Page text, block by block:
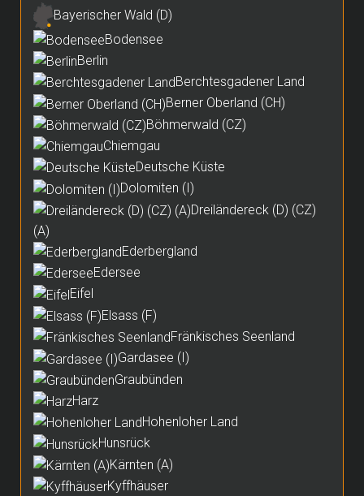
Bayerischer Wald (D)
Bodensee
Berlin
Berchtesgadener Land
Berner Oberland (CH)
Böhmerwald (CZ)
Chiemgau
Deutsche Küste
Dolomiten (I)
Dreiländereck (D) (CZ)
(A)
Ederbergland
Edersee
Eifel
Elsass (F)
Fränkisches Seenland
Gardasee (I)
Graubünden
Harz
Hohenloher Land
Hunsrück
Kärnten (A)
Kyffhäuser